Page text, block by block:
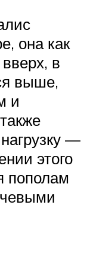
она как
в
выше,
и
—
этого
пополам